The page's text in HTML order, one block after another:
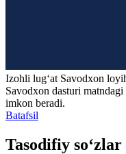
Izohli lugʻat Savodxon
Savodxon dasturi
imkon beradi.
Batafsil
Tasodifiy so‘zlar